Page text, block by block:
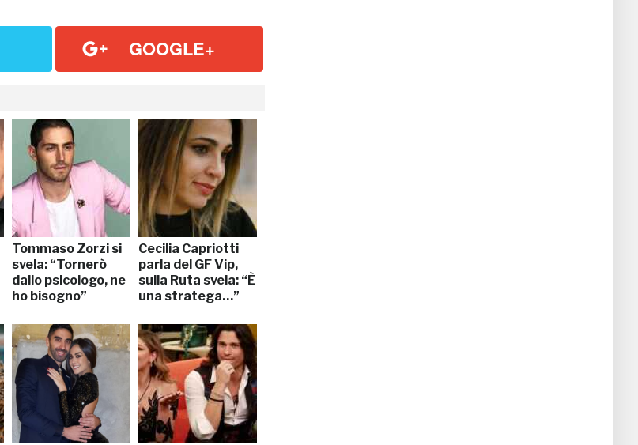
GOOGLE+
Tommaso Zorzi si
svela: “Tornerò
dallo psicologo, ne
ho bisogno”
Cecilia Capriotti
parla del GF Vip,
sulla Ruta svela: “È
una stratega…”